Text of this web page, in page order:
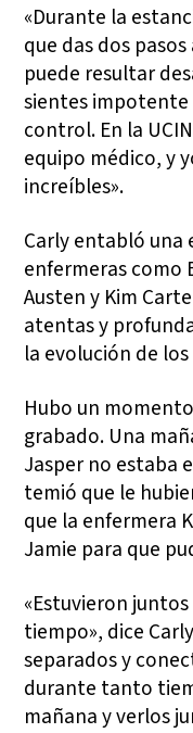
«Durante la
que das dos
puede resultar
sientes impotente
control. En la
equipo médico, y
increíbles».
Carly entabló una
enfermeras como
Austen y Kim
atentas y
la evolución de
Hubo un
grabado. Una
Jasper no estaba
temió que le
que la enfermera
Jamie para que
«Estuvieron
tiempo», dice
separados y
durante tanto
mañana y verlos